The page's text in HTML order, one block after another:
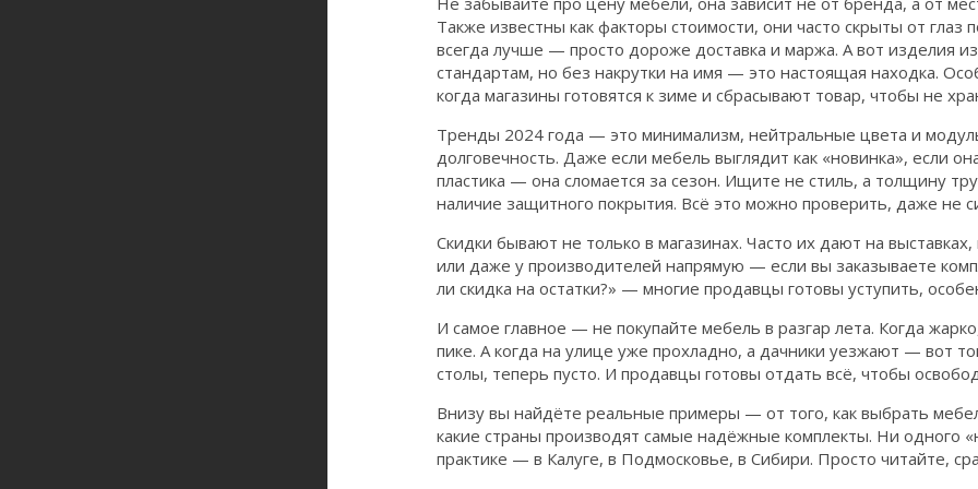
Также известны как факторы стоимости, они часто скрыты от глаз
всегда лучше — просто дороже доставка и маржа. А вот изделия
стандартам, но без накрутки на имя — это настоящая находка.
когда магазины готовятся к зиме и сбрасывают товар, чтобы не
Тренды 2024 года — это минимализм, нейтральные цвета и
долговечность. Даже если мебель выглядит как «новинка», если
пластика — она сломается за сезон. Ищите не стиль, а толщину
наличие защитного покрытия. Всё это можно проверить, даже не
Скидки бывают не только в магазинах. Часто их дают на
или даже у производителей напрямую — если вы заказываете
ли скидка на остатки?» — многие продавцы готовы уступить,
И самое главное — не покупайте мебель в разгар лета. Когда
пике. А когда на улице уже прохладно, а дачники уезжают — вот
столы, теперь пусто. И продавцы готовы отдать всё, чтобы
Внизу вы найдёте реальные примеры — от того, как выбрать
какие страны производят самые надёжные комплекты. Ни одного
практике — в Калуге, в Подмосковье, в Сибири. Просто читайте,